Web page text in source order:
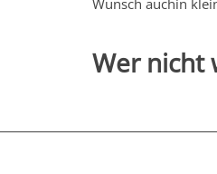
Wunsch auchin
Wer nicht